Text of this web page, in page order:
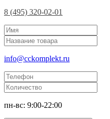
8 (495) 320-02-01
info@cckomplekt.ru
пн-вс: 9:00-22:00